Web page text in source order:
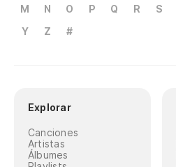
M
N O P Q R S
Y
Z #
Explorar
Canciones
Artistas
Álbumes